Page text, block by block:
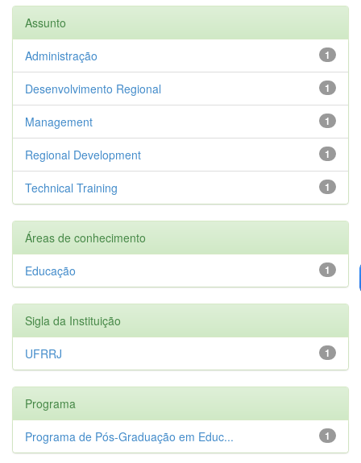
Assunto
1
Administração
1
Desenvolvimento Regional
1
Management
1
Regional Development
1
Technical Training
Áreas de conhecimento
1
Educação
Sigla da Instituição
1
UFRRJ
Programa
1
Programa de Pós-Graduação em Educ...